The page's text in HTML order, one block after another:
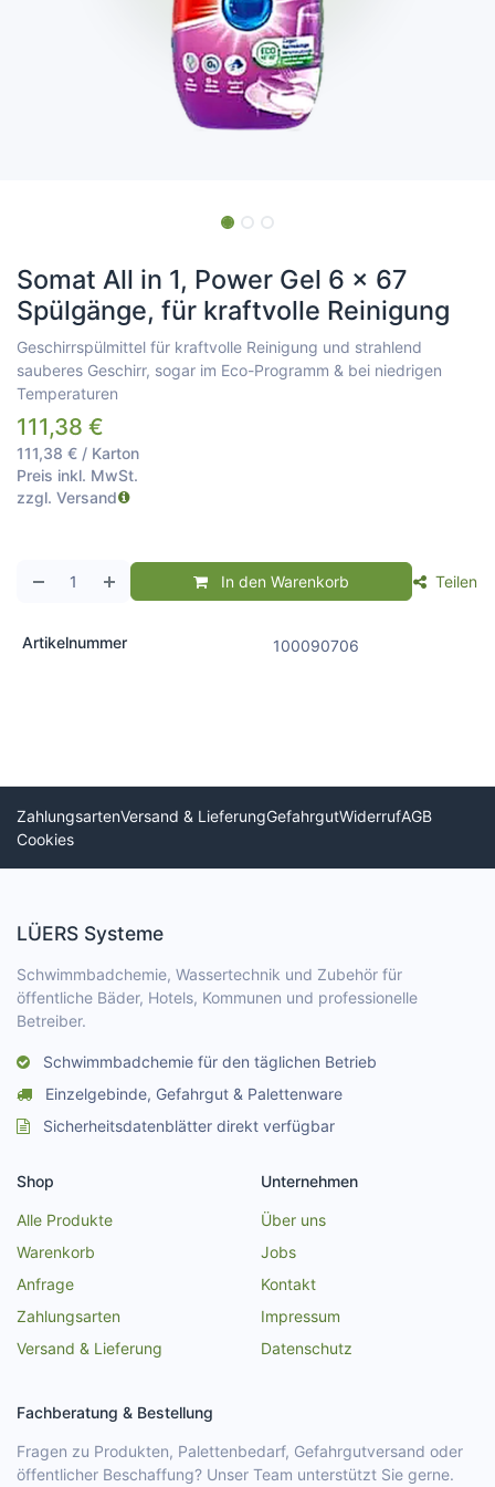
Somat All in 1, Power Gel 6 x 67
Spülgänge, für kraftvolle Reinigung
Geschirrspülmittel für kraftvolle Reinigung und strahlend
sauberes Geschirr, sogar im Eco-Programm & bei niedrigen
Temperaturen
111,38 €
111,38 € / Karton
Preis inkl. MwSt.
zzgl. Versand
In den Warenkorb Teilen
Artikelnummer 100090706
ZahlungsartenVersand & LieferungGefahrgutWiderrufAGB
Cookies
LÜERS Systeme
Schwimmbadchemie, Wassertechnik und Zubehör für
öffentliche Bäder, Hotels, Kommunen und professionelle
Betreiber.
Schwimmbadchemie für den täglichen Betrieb
Einzelgebinde, Gefahrgut & Palettenware
Sicherheitsdatenblätter direkt verfügbar
Shop
Alle Produkte
Warenkorb
Anfrage
Zahlungsarten
Versand & Lieferung
Unternehmen
Über uns
Jobs
Kontakt
Impressum
Datenschutz
Fachberatung & Bestellung
Fragen zu Produkten, Palettenbedarf, Gefahrgutversand oder
öffentlicher Beschaffung? Unser Team unterstützt Sie gerne.